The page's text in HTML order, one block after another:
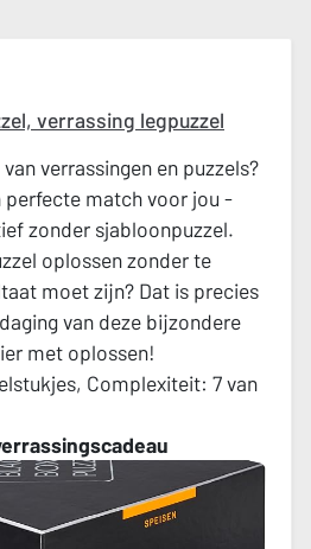
verrassing legpuzzel
verrassingen en puzzels?
perfecte match voor jou -
zonder sjabloonpuzzel.
oplossen zonder te
moet zijn? Dat is precies
van deze bijzondere
met oplossen!
Complexiteit: 7 van